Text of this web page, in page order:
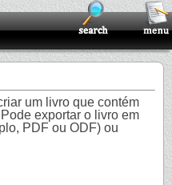
um livro que contém
exportar o livro em
PDF ou ODF) ou